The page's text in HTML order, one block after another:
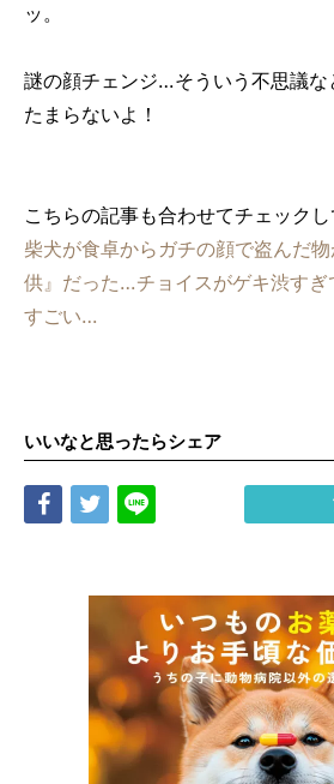
ッ。
謎の顔チェンジ…そういう不思議な
たまらないよ！
こちらの記事も合わせてチェックし
柴犬が食卓からガチの顔で盗んだ
供』だった…チョイスがゲキ渋すぎ
すごい…
いいなと思ったらシェア
Share Tweet